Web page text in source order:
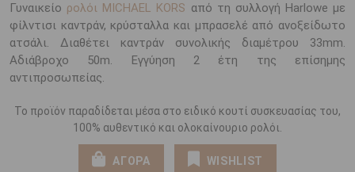
Γυναικείο ρολόι MICHAEL KORS από τη συλλογή Harlowe με
φίλντισι καντράν, κρύσταλλα και μπρασελέ από ανοξείδωτο
ατσάλι. Διαθέτει καντράν συνολικής διαμέτρου 33mm.
Αδιάβροχο 50m. Εγγύηση 2 έτη της επίσημης
αντιπροσωπείας.
Το προϊόν παραδίδεται μέσα στο ειδικό κουτί συσκευασίας του,
100% αυθεντικό και ολοκαίνουριο ρολόι.
ΑΓΟΡΑ WISHLIST